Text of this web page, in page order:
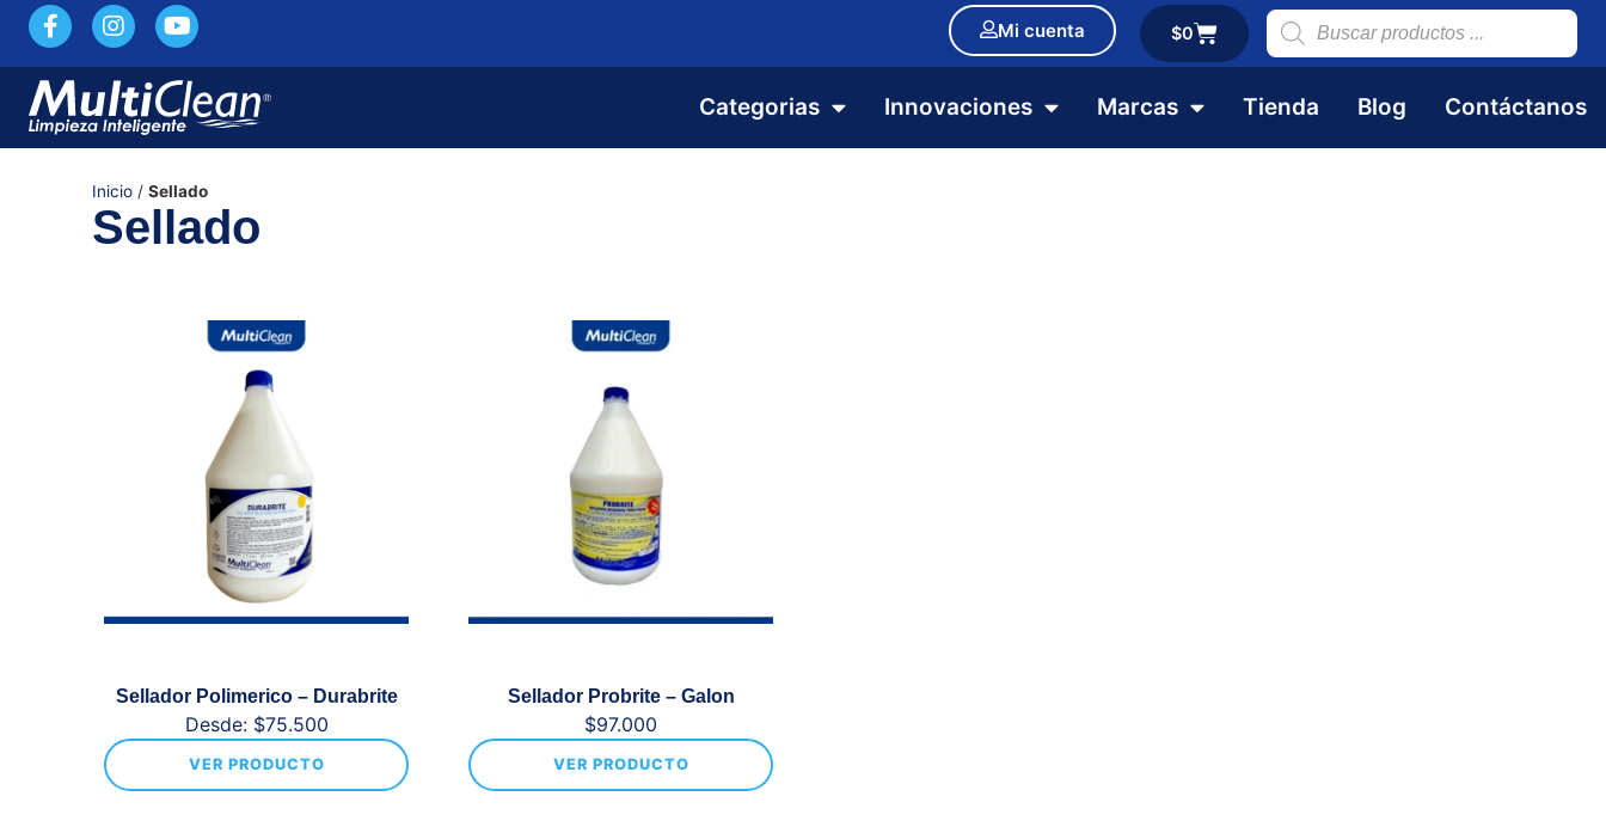
Mi cuenta $0
Categorias Innovaciones Marcas Tienda Blog Contáctanos
Inicio /Sellado
Sellado
Sellador Polimerico – Durabrite
Desde: $75.500
VER PRODUCTO
Sellador Probrite – Galon
$97.000
VER PRODUCTO